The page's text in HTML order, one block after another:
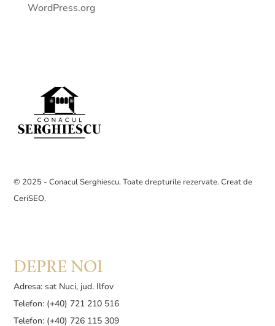
WordPress.org
© 2025 - Conacul Serghiescu. Toate drepturile rezervate. Creat de
CeriSEO.
DEPRE NOI
Adresa: sat Nuci, jud. Ilfov
Telefon: (+40) 721 210 516
Telefon: (+40) 726 115 309